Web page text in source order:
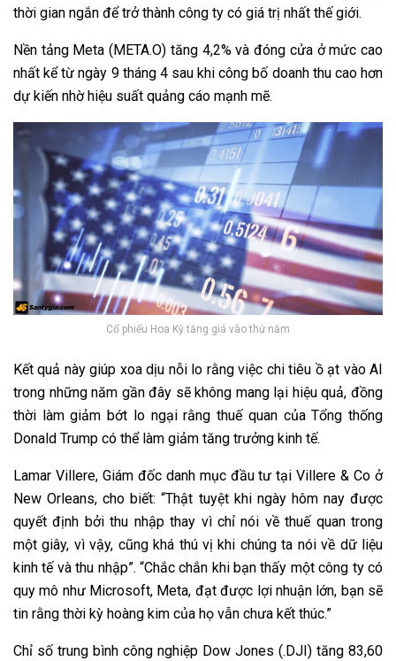
thời gian ngắn để trở thành công ty có giá trị nhất thế giới.
Nền tảng Meta (META.O) tăng 4,2% và đóng cửa ở mức cao
nhất kể từ ngày 9 tháng 4 sau khi công bố doanh thu cao hơn
dự kiến ​​nhờ hiệu suất quảng cáo mạnh mẽ.
Cổ phiếu Hoa Kỳ tăng giá vào thứ năm
Kết quả này giúp xoa dịu nỗi lo rằng việc chi tiêu ồ ạt vào AI
trong những năm gần đây sẽ không mang lại hiệu quả, đồng
thời làm giảm bớt lo ngại rằng thuế quan của Tổng thống
Donald Trump có thể làm giảm tăng trưởng kinh tế.
Lamar Villere, Giám đốc danh mục đầu tư tại Villere & Co ở
New Orleans, cho biết: “Thật tuyệt khi ngày hôm nay được
quyết định bởi thu nhập thay vì chỉ nói về thuế quan trong
một giây, vì vậy, cũng khá thú vị khi chúng ta nói về dữ liệu
kinh tế và thu nhập”. “Chắc chắn khi bạn thấy một công ty có
quy mô như Microsoft, Meta, đạt được lợi nhuận lớn, bạn sẽ
tin rằng thời kỳ hoàng kim của họ vẫn chưa kết thúc.”
Chỉ số trung bình công nghiệp Dow Jones (.DJI) tăng 83,60